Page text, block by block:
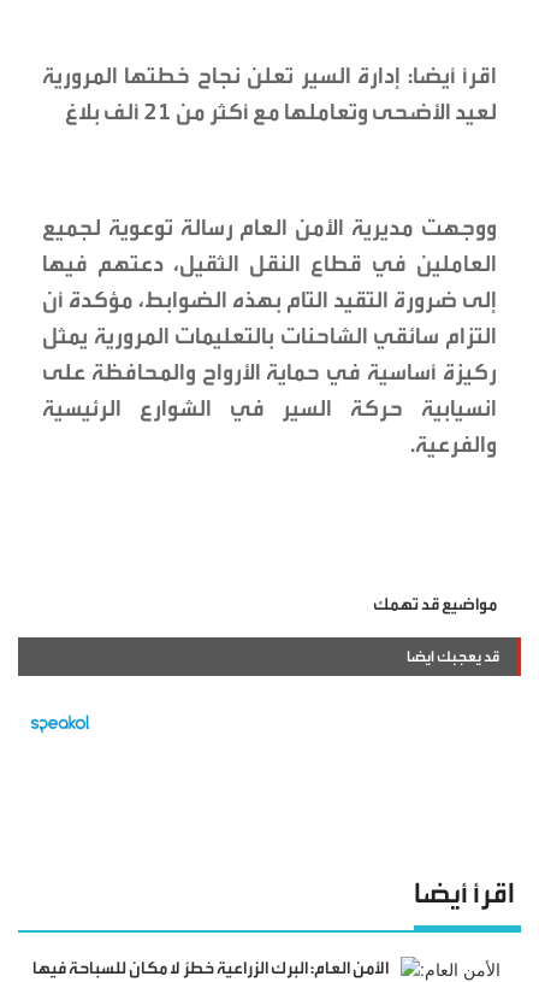
اقرأ أيضا: إدارة السير تعلن نجاح خطتها المرورية
لعيد الأضحى وتعاملها مع أكثر من 21 ألف بلاغ
ووجهت مديرية الأمن العام رسالة توعوية لجميع
العاملين في قطاع النقل الثقيل، دعتهم فيها
إلى ضرورة التقيد التام بهذه الضوابط، مؤكدة أن
التزام سائقي الشاحنات بالتعليمات المرورية يمثل
ركيزة أساسية في حماية الأرواح والمحافظة على
انسيابية حركة السير في الشوارع الرئيسية
والفرعية.
مواضيع قد تهمك
قد يعجبك ايضا
اقرأ أيضا
الأمن العام: البرك الزراعية خطرٌ لا مكان للسباحة فيها